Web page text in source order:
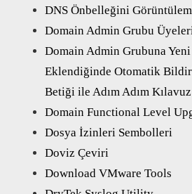
DNS Önbelleğini
Domain Admin Grubu
Domain Admin Grubuna Yeni
Eklendiğinde Otomatik
Betiği ile Adım Adım Kılavuz
Domain Functional Level
Dosya İzinleri Sembolleri
Doviz Çeviri
Download VMware Tools